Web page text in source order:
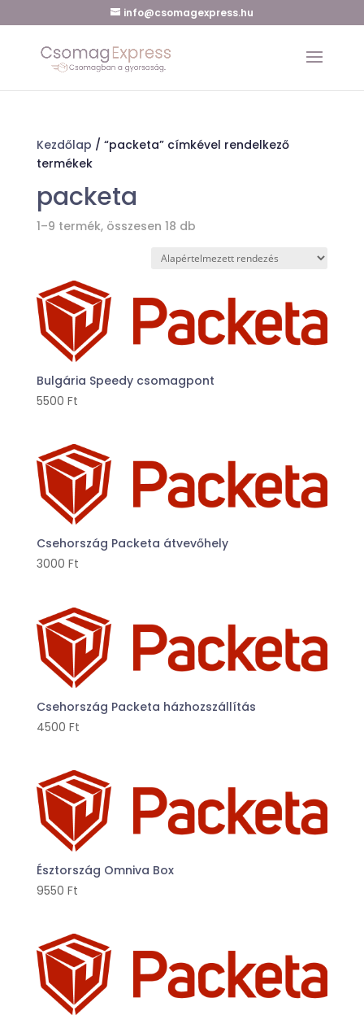
info@csomagexpress.hu
Kezdőlap / “packeta” címkével rendelkező
termékek
packeta
1–9 termék, összesen 18 db
Bulgária Speedy csomagpont
5500 Ft
Csehország Packeta átvevőhely
3000 Ft
Csehország Packeta házhozszállítás
4500 Ft
Észtország Omniva Box
9550 Ft